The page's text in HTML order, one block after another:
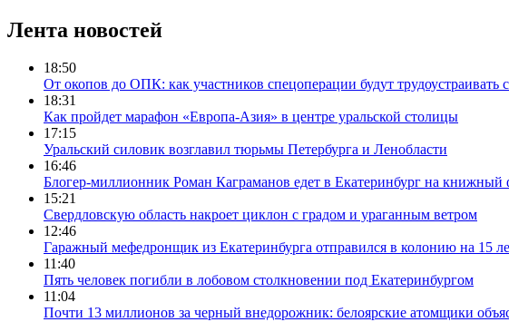
Лента новостей
18:50
От окопов до ОПК: как участников спецоперации будут трудоустраивать
18:31
Как пройдет марафон «Европа-Азия» в центре уральской столицы
17:15
Уральский силовик возглавил тюрьмы Петербурга и Ленобласти
16:46
Блогер-миллионник Роман Каграманов едет в Екатеринбург на книжный
15:21
Свердловскую область накроет циклон с градом и ураганным ветром
12:46
Гаражный мефедронщик из Екатеринбурга отправился в колонию на 15
11:40
Пять человек погибли в лобовом столкновении под Екатеринбургом
11:04
Почти 13 миллионов за черный внедорожник: белоярские атомщики